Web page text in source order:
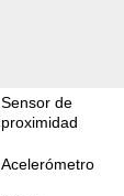
Sensor de
proximidad
Acelerómetro